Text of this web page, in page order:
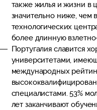
также жилья и жизни в
значительно ниже, чем
технологических
более длинную
Португалия славится
университетами,
международных
специалистами. 53%
лет заканчивают